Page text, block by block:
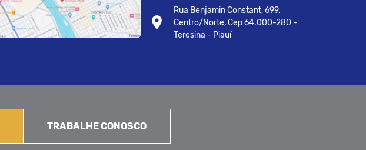
Rua Benjamin Constant, 699.
Centro/Norte, Cep 64.000-280 -
Teresina - Piauí
TRABALHE CONOSCO